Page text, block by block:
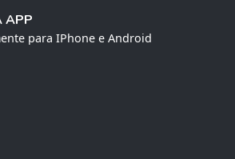
APP
para IPhone e Android